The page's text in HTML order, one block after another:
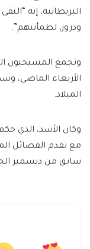
البريطانية، إنه
ودروز، لطمأنتهم”.
وتجمع المسيحيون
الأربعاء الماضي،
الميلاد.
وكان الأسد، الذي
مع تقدم الفصائل
سابق من ديسمبر